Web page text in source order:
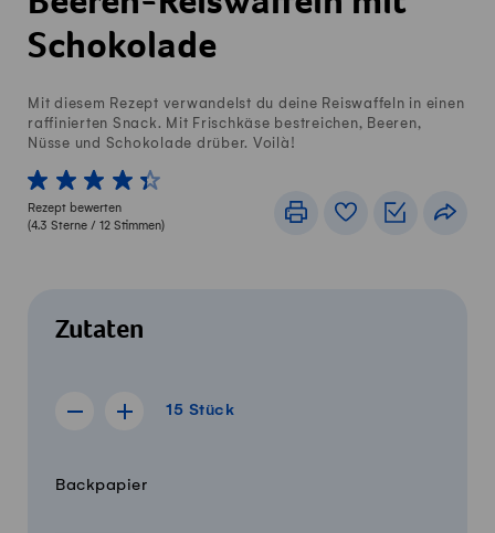
Schokolade
Mit diesem Rezept verwandelst du deine Reiswaffeln in einen
raffinierten Snack. Mit Frischkäse bestreichen, Beeren,
Nüsse und Schokolade drüber. Voilà!
1 von 5 Sterne
2 von 5 Sterne
3 von 5 Sterne
4 von 5 Sterne
5 von 5 Sterne
Rezept bewerten
(4.3 Sterne / 12 Stimmen)
DruckenRezeptbuch
Zutaten
Rezept für 14 Stück anzeigen
Rezept für 16 Stück anzeigen
15 Stück
MengeZutaten
Backpapier